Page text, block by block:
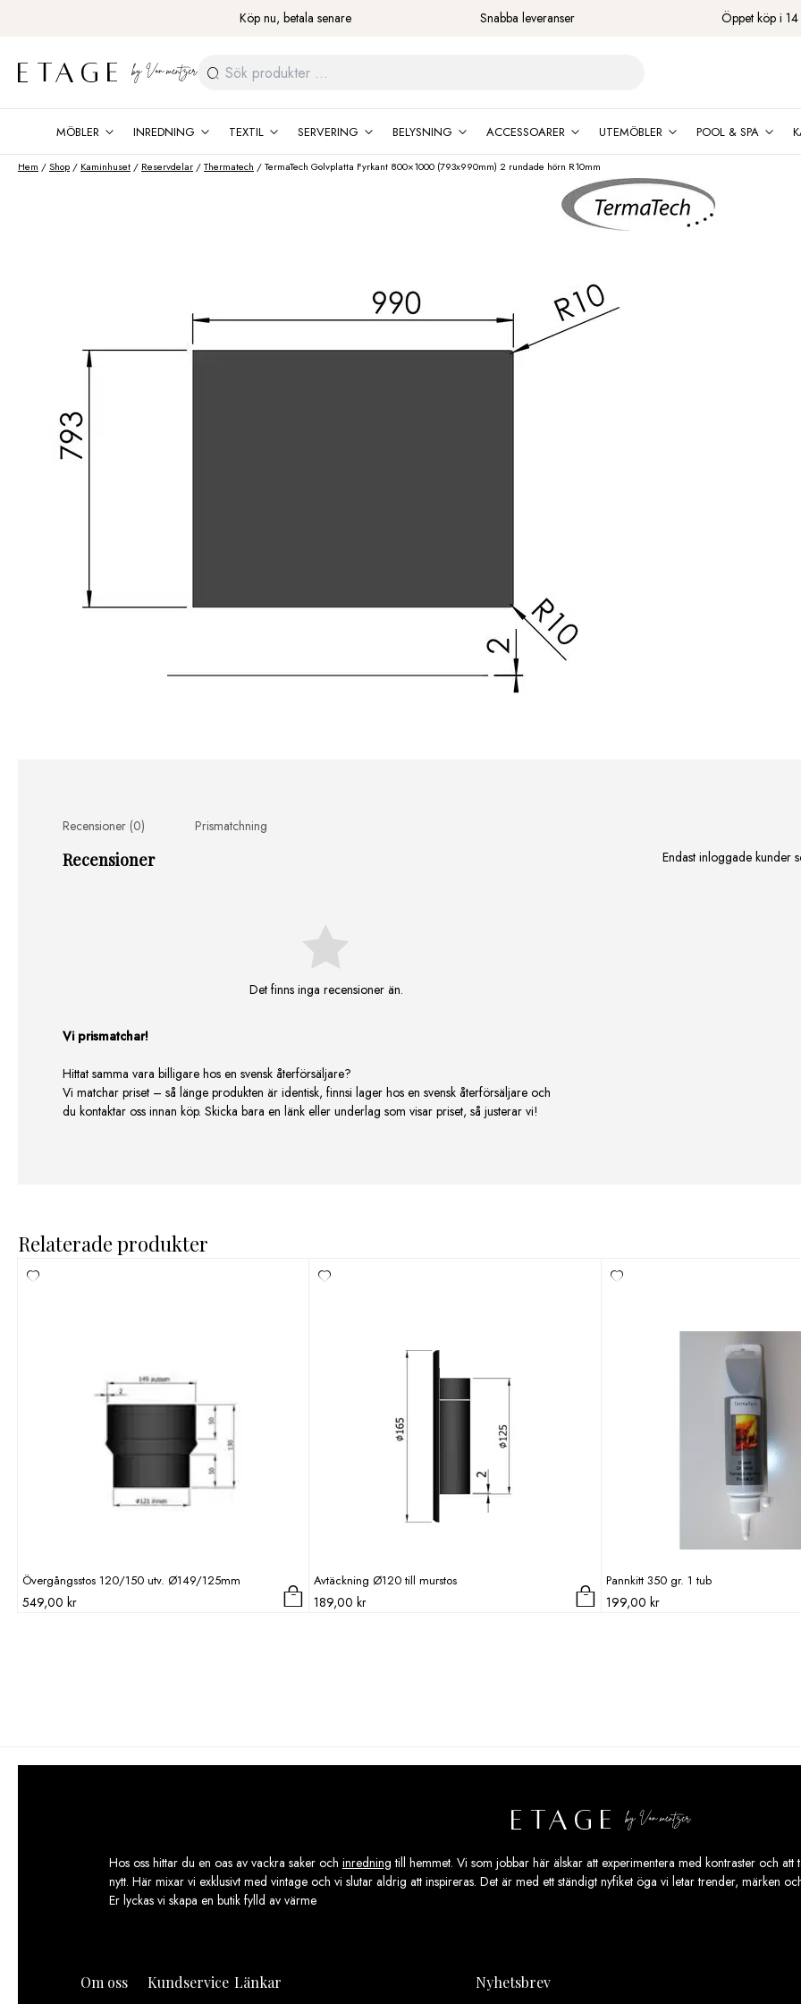
Köp nu, betala senare Snabba leveranser Öppet köp i
Sök
efter:
MÖBLER INREDNING TEXTIL SERVERING BELYSNING ACCESSOARER UTEMÖBLER POOL & SPA
Hem /Shop / Kaminhuset / Reservdelar /Thermatech / TermaTech Golvplatta Fyrkant 800×1000 (793x990mm) 2 rundade hörn R10mm
Recensioner (0) Prismatchning
Recensioner
Det finns inga recensioner än.
Endast inloggade kunder
Vi prismatchar!
Hittat samma vara billigare hos en svensk återförsäljare?
Vi matchar priset – så länge produkten är identisk, finnsi lager hos en svensk återförsäljare och
du kontaktar oss innan köp. Skicka bara en länk eller underlag som visar priset, så justerar vi!
Relaterade produkter
Övergångsstos 120/150 utv. Ø149/125mm
549,00 kr
Avtäckning Ø120 till murstos
189,00kr
Pannkitt 350 gr. 1 tub
199,00 kr
Hos oss hittar du en oas av vackra saker och inredning till hemmet. Vi som jobbar här älskar att experimentera med kontraster och
nytt. Här mixar vi exklusivt med vintage och vi slutar aldrig att inspireras. Det är med ett ständigt nyfiket öga vi letar trender, märken
Er lyckas vi skapa en butik fylld av värme
Om oss Kundservice Länkar Nyhetsbrev